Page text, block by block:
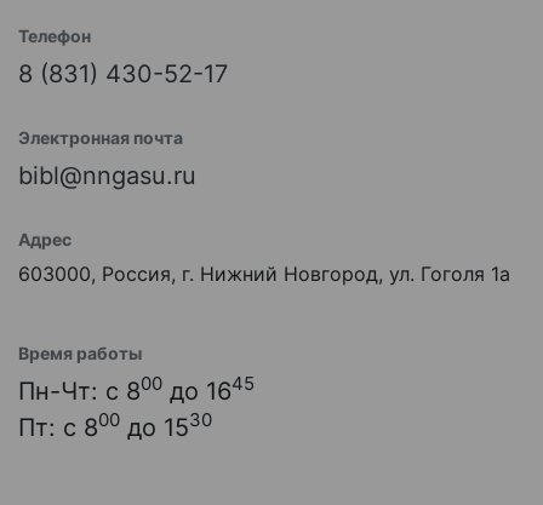
Телефон
8 (831) 430-52-17
Электронная почта
bibl@nngasu.ru
Адрес
603000, Россия, г. Нижний Новгород, ул. Гоголя 1а
Время работы
Пн-Чт: с 800 до 1645
Пт: с 800 до 1530